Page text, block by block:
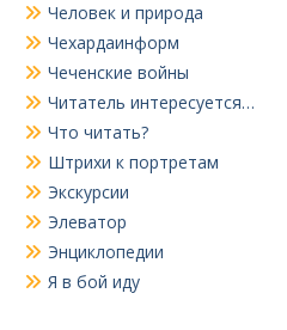
Человек и природа
Чехардаинформ
Чеченские войны
Читатель интересуется…
Что читать?
Штрихи к портретам
Экскурсии
Элеватор
Энциклопедии
Я в бой иду